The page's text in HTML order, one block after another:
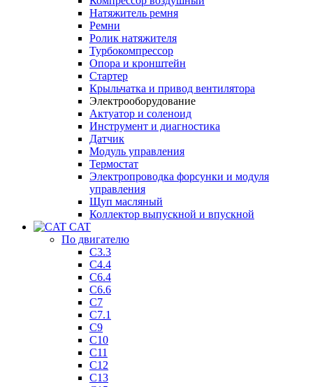
Натяжитель ремня
Ремни
Ролик натяжителя
Турбокомпрессор
Опора и кронштейн
Стартер
Крыльчатка и привод вентилятора
Электрооборудование
Актуатор и соленоид
Инструмент и диагностика
Датчик
Модуль управления
Термостат
Электропроводка форсунки и модуля
управления
Щуп масляный
Коллектор выпускной и впускной
CAT
По двигателю
C3.3
C4.4
C6.4
C6.6
C7
C7.1
C9
C10
C11
C12
C13